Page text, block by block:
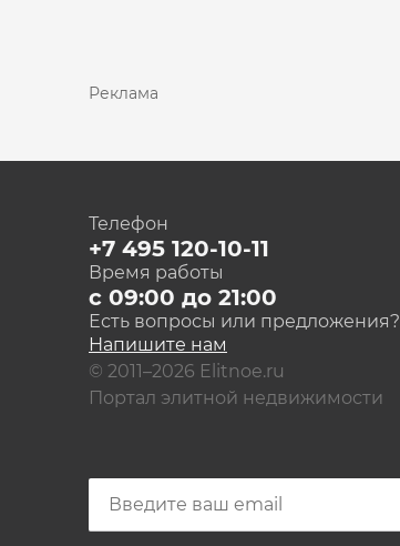
Реклама
Телефон
+7 495 120-10-11
Время работы
с 09:00 до 21:00
Есть вопросы или предложения?
Напишите нам
© 2011–2026 Elitnoe.ru
Портал элитной недвижимости